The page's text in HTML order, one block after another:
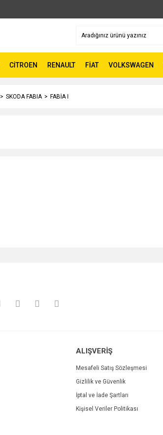
CİTROEN RENAULT FİAT VOLKSWAGEN
SKODA FABIA FABİA I
ALIŞVERİŞ
Mesafeli Satış Sözleşmesi
Gizlilik ve Güvenlik
İptal ve İade Şartları
Kişisel Veriler Politikası